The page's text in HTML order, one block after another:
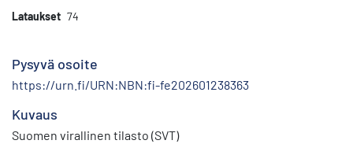
Lataukset 74
Pysyvä osoite
https://urn.fi/URN:NBN:fi-fe202601238363
Kuvaus
Suomen virallinen tilasto (SVT)